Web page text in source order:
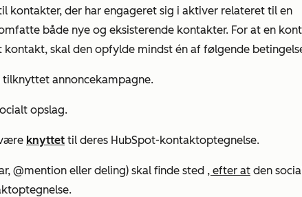
kontakter, der har engageret sig i aktiver relateret til en
både nye og eksisterende kontakter. For at en
kontakt, skal den opfylde mindst én af følgende
annoncekampagne.
opslag.
knyttet til deres HubSpot-kontaktoptegnelse.
@mention eller deling) skal finde sted , efter at den